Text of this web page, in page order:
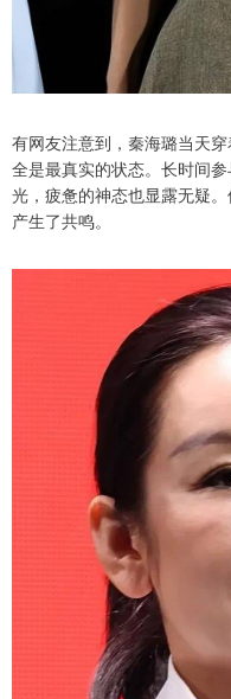
有网友注意到，秦海璐当天
全是最真实的状态。长时间
光，疲惫的神态也显露无疑
产生了共鸣。